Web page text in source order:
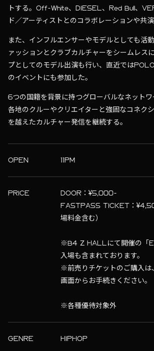
トする。Off-White、DIESEL、Red Bull、
ド／アーティストとのコラボレーションや共
また、インフルエンサーやモデルとしても活
ァッションとクラブカルチャーをシームレス
プとしてのモデル出演も行い、直近では
のイベントにも参加した。
6つの国籍を背景に持つグローバルなネット
各地のクルーやクリエイターと強固なコネク
を越えたカルチャー発信を継続する。
OPEN 11PM
PRICE
DOOR：¥5,000-
FASTPASS TICKET：
場料金含む）
※B4 Z HALLにて開催の「
入場も含まれております。
※前売りチケットのご購入は
画面からお手続きください。
※各種優待対象外
GENRE HIPHOP